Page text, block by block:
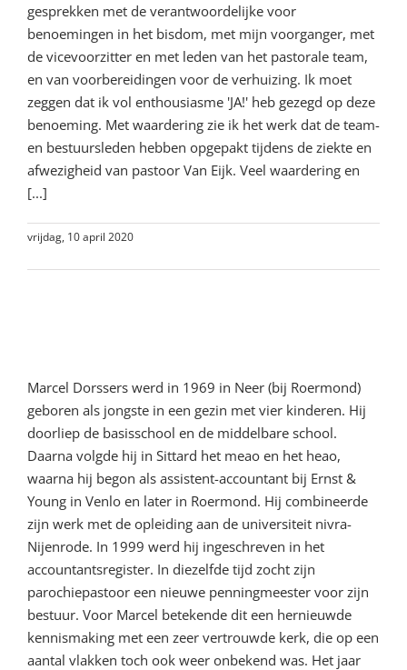
gesprekken met de verantwoordelijke voor
benoemingen in het bisdom, met mijn voorganger, met
de vicevoorzitter en met leden van het pastorale team,
en van voorbereidingen voor de verhuizing. Ik moet
zeggen dat ik vol enthousiasme 'JA!' heb gezegd op deze
benoeming. Met waardering zie ik het werk dat de team-
en bestuursleden hebben opgepakt tijdens de ziekte en
afwezigheid van pastoor Van Eijk. Veel waardering en
[...]
vrijdag, 10 april 2020
Marcel Dorssers werd in 1969 in Neer (bij Roermond)
geboren als jongste in een gezin met vier kinderen. Hij
doorliep de basisschool en de middelbare school.
Daarna volgde hij in Sittard het meao en het heao,
waarna hij begon als assistent-accountant bij Ernst &
Young in Venlo en later in Roermond. Hij combineerde
zijn werk met de opleiding aan de universiteit nivra-
Nijenrode. In 1999 werd hij ingeschreven in het
accountantsregister. In diezelfde tijd zocht zijn
parochiepastoor een nieuwe penningmeester voor zijn
bestuur. Voor Marcel betekende dit een hernieuwde
kennismaking met een zeer vertrouwde kerk, die op een
aantal vlakken toch ook weer onbekend was. Het jaar